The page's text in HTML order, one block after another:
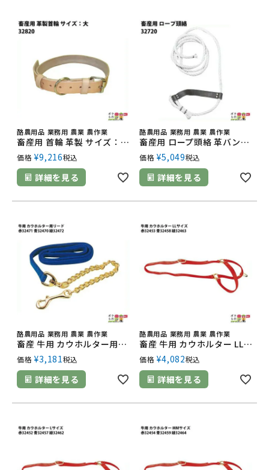
酪農用品 業務用 農業 農作業
畜産用 首輪 革製 サイズ：大 32820 長さ113cm・幅4cm・厚さ5mm 高強度 畜産 酪農 牧畜 産業動物 牛 豚 養豚 家畜 畜産用品 酪農用品
価格 ¥9,216税込
詳細を見る
酪農用品 業務用 農業 農作業
畜産用 ロープ頭絡 革バンド付き 32720 畜産 酪農 牧畜 産業動物 牛 豚 養豚 家畜 畜産用品 酪農用品 業務用 農業 農作業
価格 ¥5,049税込
詳細を見る
酪農用品 業務用 農業 農作業
畜産 牛用 カウホルター用リード 赤32471 青32470 緑32472 畜産 酪農 牧畜 産業動物 牛 豚 養豚 家畜 畜産用品 酪農用品 業務用 農業
価格 ¥3,181税込
詳細を見る
酪農用品 業務用 農業 農作業
畜産 牛用 カウホルター LLサイズ 赤32453 青32458 緑32463 大きい牛用 畜産 酪農 牧畜 産業動物 牛 豚 養豚 家畜 畜産用品 酪農用品
価格 ¥4,082税込
詳細を見る